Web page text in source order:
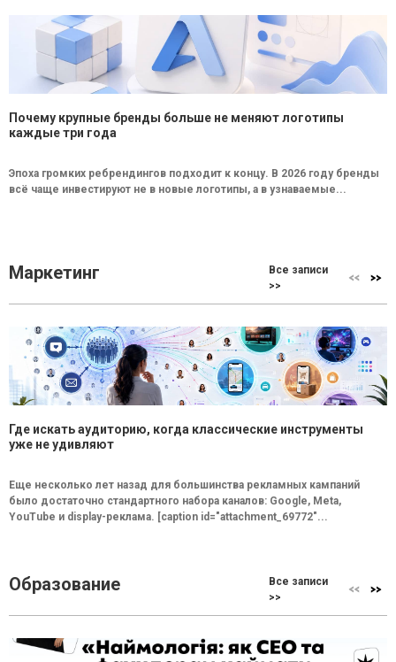
Почему крупные бренды больше не меняют логотипы
каждые три года
Эпоха громких ребрендингов подходит к концу. В 2026 году бренды
всё чаще инвестируют не в новые логотипы, а в узнаваемые...
Маркетинг
Все записи
>>
Где искать аудиторию, когда классические инструменты
уже не удивляют
Еще несколько лет назад для большинства рекламных кампаний
было достаточно стандартного набора каналов: Google, Meta,
YouTube и display-реклама. [caption id="attachment_69772"...
Образование
Все записи
>>